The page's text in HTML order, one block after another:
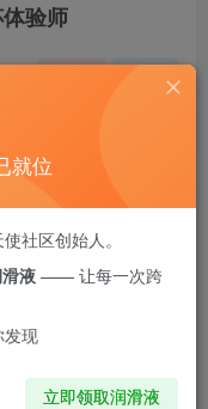
验师
经历以及使用杯
的老铁可以先点
就位
社区创始人。
液 —— 让每一次跨
发现
立即领取润滑液